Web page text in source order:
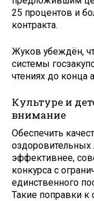
25 процентов и
контракта.
Жуков убеждён,
системы
чтениях до конца
Культуре и
внимание
Обеспечить
оздоровительных
эффективнее,
конкурса с
единственного
Такие поправки к